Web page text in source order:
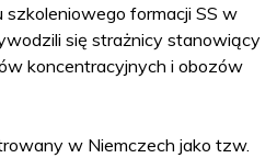
szkoleniowego formacji SS w
się strażnicy stanowiący
koncentracyjnych i obozów
w Niemczech jako tzw.